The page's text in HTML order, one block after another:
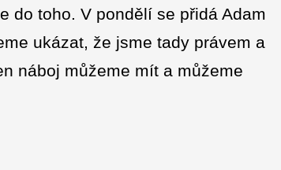
do toho. V pondělí se přidá Adam
ukázat, že jsme tady právem a
náboj můžeme mít a můžeme